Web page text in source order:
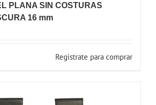
PLANA SIN COSTURAS
16 mm
Registrate para comprar